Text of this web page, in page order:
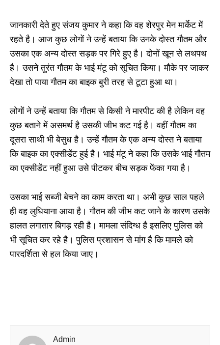
जानकारी देते हुए संजय कुमार ने कहा कि वह शेरपुर मेन मार्केट में
रहते है। आज कुछ लोगों ने उन्हें बताया कि उनके दोस्त गौतम और
उसका एक अन्य दोस्त सड़क पर गिरे हुए है। दोनों खून से लथपथ
है। उसने तुरंत गौतम के भाई मंटू को सूचित किया। मौके पर जाकर
देखा तो पाया गौतम का बाइक बुरी तरह से टूटा हुआ था।
लोगों ने उन्हें बताया कि गौतम से किसी ने मारपीट की है लेकिन वह
कुछ बताने में असमर्थ है उसकी जीभ कट गई है। वहीं गौतम का
दूसरा साथी भी बेसुध है। उन्हें गौतम के एक अन्य दोस्त ने बताया
कि बाइक का एक्सीडेंट हुई है। भाई मंटू ने कहा कि उसके भाई गौतम
का एक्सीडेंट नहीं हुआ उसे पीटकर बीच सड़क फेंका गया है।
उसका भाई सब्जी बेचने का काम करता था। अभी कुछ साल पहले
ही वह लुधियाना आया है। गौतम की जीभ कट जाने के कारण उसके
हालत लगातार बिगड़ रही है। मामला संदिग्ध है इसलिए पुलिस को
भी सूचित कर रहे है। पुलिस प्रशासन से मांग है कि मामले को
पारदर्शिता से हल किया जाए।
Admin